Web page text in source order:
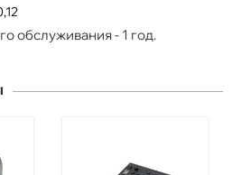
обслуживания - 1 год.